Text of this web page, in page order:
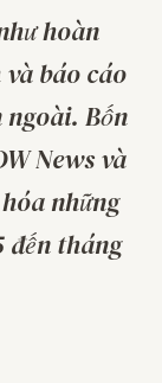
hoàn
báo cáo
ngoài. Bốn
News và
những
đến tháng